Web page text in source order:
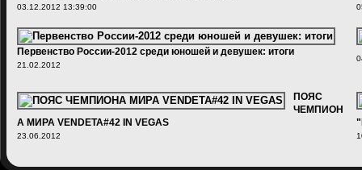
03.12.2012 13:39:00
Первенство России-2012 среди юношей и девушек: итоги
21.02.2012
ПОЯС
ЧЕМПИОН
А МИРА VENDETA#42 IN VEGAS
23.06.2012